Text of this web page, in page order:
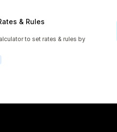
& Rules
318
to set rates & rules by